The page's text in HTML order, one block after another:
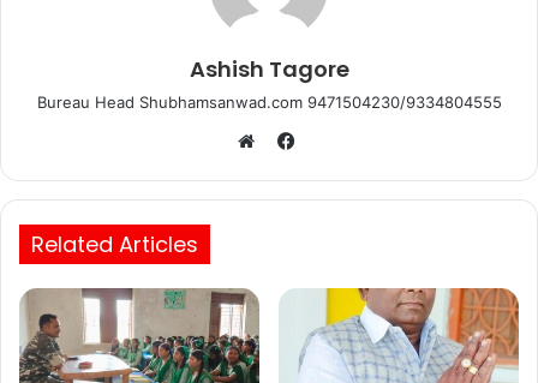
Ashish Tagore
Bureau Head Shubhamsanwad.com 9471504230/9334804555
Facebook
Related Articles